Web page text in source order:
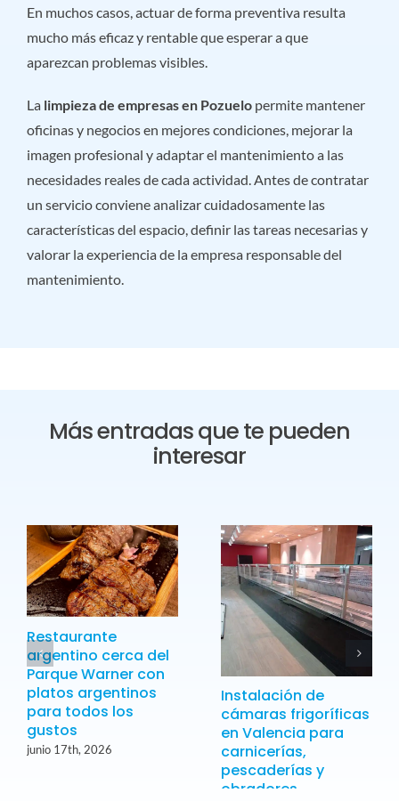
En muchos casos, actuar de forma preventiva resulta
mucho más eficaz y rentable que esperar a que
aparezcan problemas visibles.
La limpieza de empresas en Pozuelopermite mantener
oficinas y negocios en mejores condiciones, mejorar la
imagen profesional y adaptar el mantenimiento a las
necesidades reales de cada actividad. Antes de contratar
un servicio conviene analizar cuidadosamente las
características del espacio, definir las tareas necesarias y
valorar la experiencia de la empresa responsable del
mantenimiento.
Más entradas que te pueden
interesar
Restaurante
argentino cerca del
Parque Warner con
platos argentinos
para todos los
gustos
junio 17th, 2026
Instalación de
cámaras frigoríficas
en Valencia para
carnicerías,
pescaderías y
obradores